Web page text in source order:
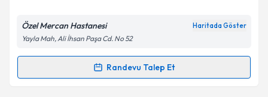
Kişisel verilerimin işlenmesine ilişkin
Metni'ni okudum ve kişisel verilerimin belirtilen
Özel Mercan Hastanesi Haritada Göster
Yayla Mah, Ali İhsan Paşa Cd. No 52
Randevu Talep Et
Randevu Takvimi Talebi